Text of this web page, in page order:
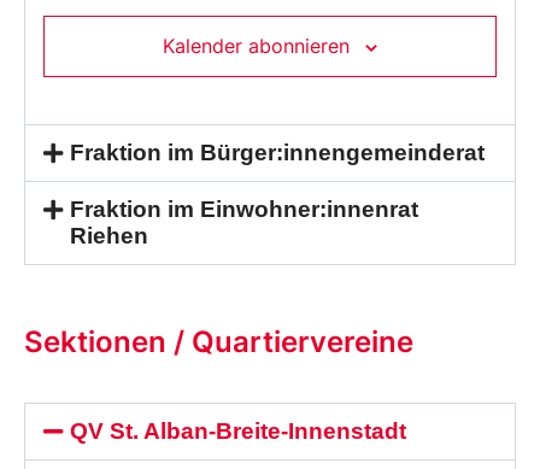
Kalender abonnieren
Fraktion im Bürger:innengemeinderat
Fraktion im Einwohner:innenrat
Riehen
Sektionen / Quartiervereine
QV St. Alban-Breite-Innenstadt